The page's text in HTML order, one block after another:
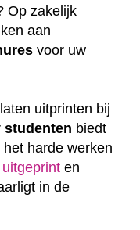
Op zakelijk
aan
voor uw
uitprinten bij
studenten biedt
harde werken
en
in de